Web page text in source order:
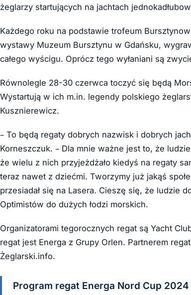
żeglarzy startujących na jachtach
Każdego roku na podstawie trofeum
wystawy Muzeum Bursztynu w Gdańsku,
całego wyścigu. Oprócz tego wyłaniani są
Równolegle 28-30 czerwca toczyć się będą
Wystartują w ich m.in. legendy polskiego
Kusznierewicz.
– To będą regaty dobrych nazwisk i dobrych
Korneszczuk. – Dla mnie ważne jest to, że
że wielu z nich przyjeżdżało kiedyś na regaty
teraz nawet z dziećmi. Tworzymy już jakąś
przesiadał się na Lasera. Cieszę się, że ludzie
Optimistów do dużych łodzi morskich.
Organizatorami tegorocznych regat są Yacht
regat jest Energa z Grupy Orlen. Partnerem
Żeglarski.info.
Program regat Energa Nord Cup